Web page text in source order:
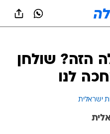
הזה? שולחן
לנו
ישראלית